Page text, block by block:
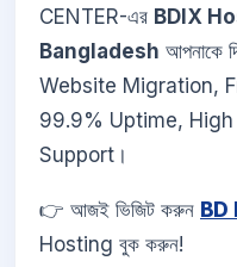
CENTER-এর BDIX
Bangladesh আপনাকে
Website Migration,
99.9% Uptime,
Support।
👉 আজই ভিজিট করুন BD
Hosting বুক করুন!